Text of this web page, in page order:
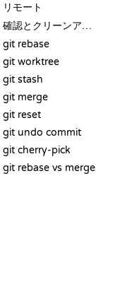
リモート
確認とクリーンアップ
git rebase
git worktree
git stash
git merge
git reset
git undo commit
git cherry-pick
git rebase vs merge